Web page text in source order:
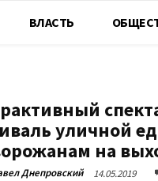
ВЛАСТЬ
уличной
на
Днепровский 14.05.2019